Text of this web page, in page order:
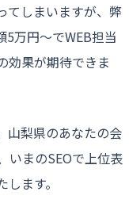
てしまいますが、弊
5万円〜でWEB担当
効果が期待できま
山梨県のあなたの会
いまのSEOで上位表
ます。